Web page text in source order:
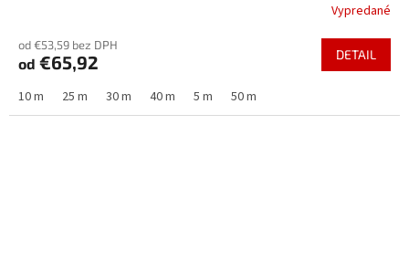
Vypredané
od €53,59 bez DPH
od €65,92 DETAIL
10 m 25 m 30 m 40 m 5 m 50 m